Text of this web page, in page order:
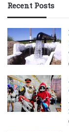
Recent Posts